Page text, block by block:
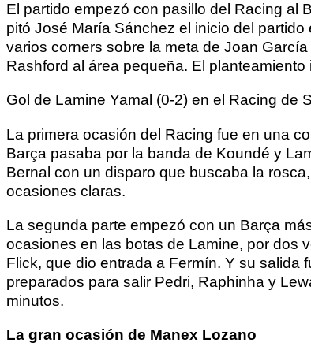
El partido empezó con pasillo del Racing al
pitó José María Sánchez el inicio del
varios corners sobre la meta de Joan
Rashford al área pequeña. El
Gol de Lamine Yamal (0-2) en el Racing de
La primera ocasión del Racing fue en una
Barça pasaba por la banda de Koundé y
Bernal con un disparo que buscaba la
ocasiones claras.
La segunda parte empezó con un Barça
ocasiones en las botas de Lamine, por dos
Flick, que dio entrada a Fermín. Y su salida
preparados para salir Pedri, Raphinha y
minutos.
La gran ocasión de Manex Lozano